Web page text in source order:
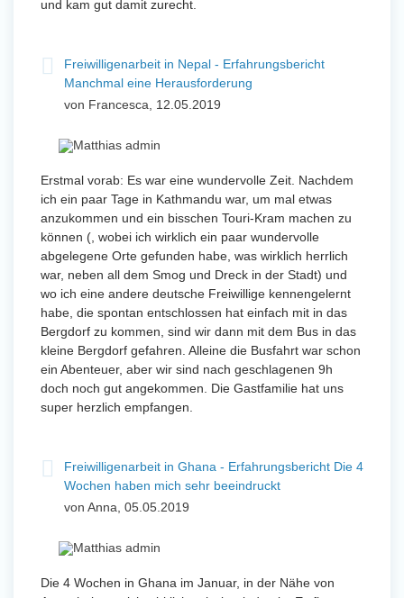
und kam gut damit zurecht.
Freiwilligenarbeit in Nepal - Erfahrungsbericht
Manchmal eine Herausforderung
von Francesca, 12.05.2019
Erstmal vorab: Es war eine wundervolle Zeit. Nachdem
ich ein paar Tage in Kathmandu war, um mal etwas
anzukommen und ein bisschen Touri-Kram machen zu
können (, wobei ich wirklich ein paar wundervolle
abgelegene Orte gefunden habe, was wirklich herrlich
war, neben all dem Smog und Dreck in der Stadt) und
wo ich eine andere deutsche Freiwillige kennengelernt
habe, die spontan entschlossen hat einfach mit in das
Bergdorf zu kommen, sind wir dann mit dem Bus in das
kleine Bergdorf gefahren. Alleine die Busfahrt war schon
ein Abenteuer, aber wir sind nach geschlagenen 9h
doch noch gut angekommen. Die Gastfamilie hat uns
super herzlich empfangen.
Freiwilligenarbeit in Ghana - Erfahrungsbericht Die 4
Wochen haben mich sehr beeindruckt
von Anna, 05.05.2019
Die 4 Wochen in Ghana im Januar, in der Nähe von